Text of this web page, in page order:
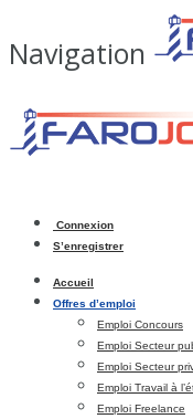
Navigation
Connexion
S’enregistrer
Accueil
Offres d’emploi
Emploi Concours
Emploi Secteur
Emploi Secteur
Emploi Travail à
Emploi Freelance